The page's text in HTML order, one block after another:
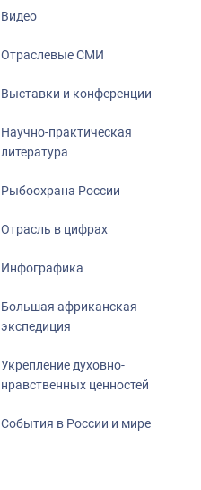
Видео
Отраслевые СМИ
Выставки и конференции
Научно-практическая
литература
Рыбоохрана России
Отрасль в цифрах
Инфографика
Большая африканская
экспедиция
Укрепление духовно-
нравственных ценностей
События в России и мире